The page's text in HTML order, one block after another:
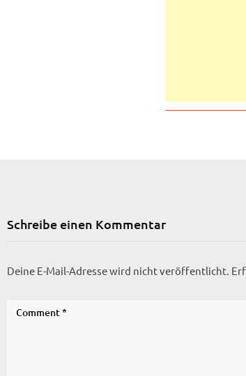
Schreibe einen Kommentar
Deine E-Mail-Adresse wird nicht veröffentlicht.